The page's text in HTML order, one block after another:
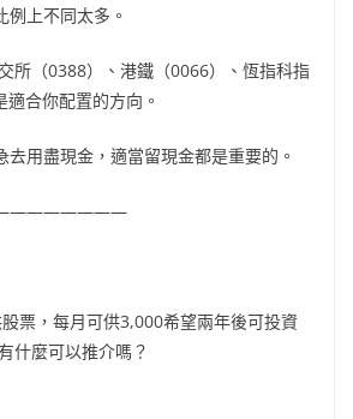
上不同太多。
所（0388）、港鐵（0066）、恆指科指
適合你配置的方向。
去用盡現金，適當留現金都是重要的。
票，每月可供3,000希望兩年後可投資
什麼可以推介嗎？